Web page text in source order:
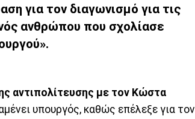
για τον διαγωνισμό για τις
ανθρώπου που σχολίασε
αντιπολίτευσης με τον Κώστα
υπουργός, καθώς επέλεξε για τον